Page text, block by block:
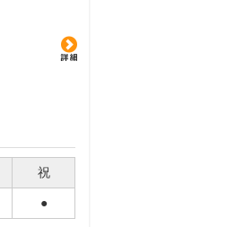
祝
●